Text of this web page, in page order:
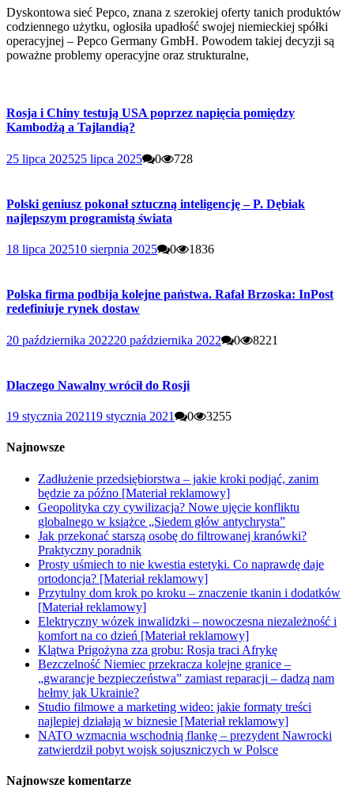
Dyskontowa sieć Pepco, znana z szerokiej oferty tanich produktów
codziennego użytku, ogłosiła upadłość swojej niemieckiej spółki
operacyjnej – Pepco Germany GmbH. Powodem takiej decyzji są
poważne problemy operacyjne oraz strukturalne,
Rosja i Chiny testują USA poprzez napięcia pomiędzy
Kambodżą a Tajlandią?
25 lipca 202525 lipca 2025 0 728
Polski geniusz pokonał sztuczną inteligencję – P. Dębiak
najlepszym programistą świata
18 lipca 202510 sierpnia 2025 0 1836
Polska firma podbija kolejne państwa. Rafał Brzoska: InPost
redefiniuje rynek dostaw
20 października 202220 października 2022 0 8221
Dlaczego Nawalny wrócił do Rosji
19 stycznia 202119 stycznia 2021 0 3255
Najnowsze
Zadłużenie przedsiębiorstwa – jakie kroki podjąć, zanim
będzie za późno [Materiał reklamowy]
Geopolityka czy cywilizacja? Nowe ujęcie konfliktu
globalnego w książce „Siedem głów antychrysta”
Jak przekonać starszą osobę do filtrowanej kranówki?
Praktyczny poradnik
Prosty uśmiech to nie kwestia estetyki. Co naprawdę daje
ortodoncja? [Materiał reklamowy]
Przytulny dom krok po kroku – znaczenie tkanin i dodatków
[Materiał reklamowy]
Elektryczny wózek inwalidzki – nowoczesna niezależność i
komfort na co dzień [Materiał reklamowy]
Klątwa Prigożyna zza grobu: Rosja traci Afrykę
Bezczelność Niemiec przekracza kolejne granice –
„gwarancje bezpieczeństwa” zamiast reparacji – dadzą nam
hełmy jak Ukrainie?
Studio filmowe a marketing wideo: jakie formaty treści
najlepiej działają w biznesie [Materiał reklamowy]
NATO wzmacnia wschodnią flankę – prezydent Nawrocki
zatwierdził pobyt wojsk sojuszniczych w Polsce
Najnowsze komentarze